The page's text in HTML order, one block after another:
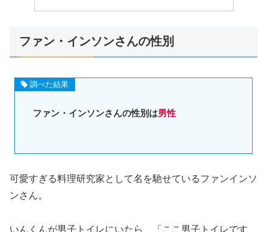
ファン・インソンさんの性別
調べた結果
ファン・インソンさんの性別は男性
可愛すぎる料理研究家として名を馳せているファンインソ
ンさん。
いんくんが男子トイレにいたら、「ここ男子トイレです